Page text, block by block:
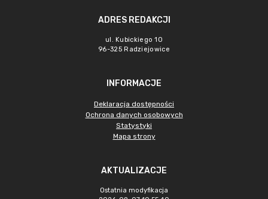
ADRES REDAKCJI
ul. Kubickiego 10
96-325 Radziejowice
INFORMACJE
Deklaracja dostępności
Ochrona danych osobowych
Statystyki
Mapa strony
AKTUALIZACJE
Ostatnia modyfikacja